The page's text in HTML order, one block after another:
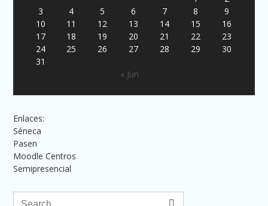
3
4 5 6 7 8
9
10
11 12 13 14 15
16
17
18 19 20 21 22
23
24
25 26 27 28 29
30
31
« Jun
Enlaces:
Séneca
Pasen
Moodle Centros
Semipresencial